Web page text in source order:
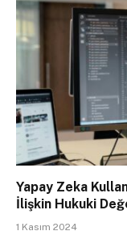
Yapay Zeka
İlişkin Hukuki
1 Kasım 2024